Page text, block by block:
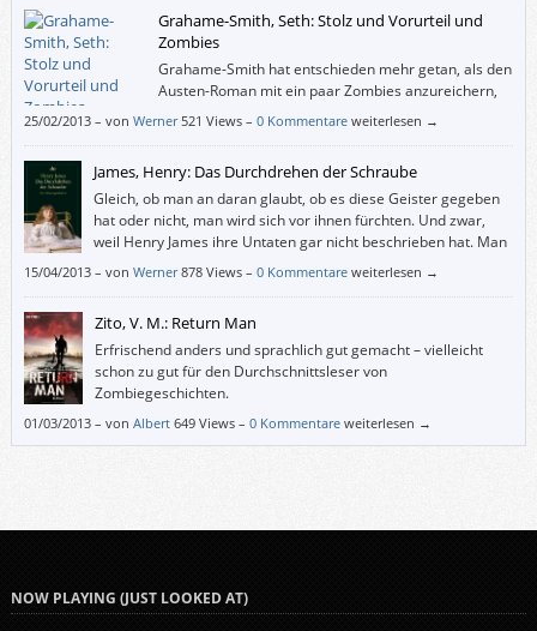
Grahame-Smith, Seth: Stolz und Vorurteil und
Zombies
Grahame-Smith hat entschieden mehr getan, als den
Austen-Roman mit ein paar Zombies anzureichern,
er hat „Stolz und Vorurteil“ vielmehr – wenn man das
25/02/2013– von Werner 521 Views – 0 Kommentare weiterlesen →
James, Henry: Das Durchdrehen der Schraube
Gleich, ob man an daran glaubt, ob es diese Geister gegeben
hat oder nicht, man wird sich vor ihnen fürchten. Und zwar,
weil Henry James ihre Untaten gar nicht beschrieben hat. Man
erschafft sie sich selbst.
15/04/2013– von Werner 878 Views – 0 Kommentare weiterlesen →
Zito, V. M.: Return Man
Erfrischend anders und sprachlich gut gemacht – vielleicht
schon zu gut für den Durchschnittsleser von
Zombiegeschichten.
01/03/2013– von Albert 649 Views – 0 Kommentare weiterlesen →
NOW PLAYING (JUST LOOKED AT)